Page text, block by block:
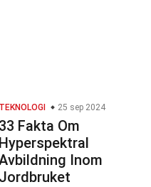
TEKNOLOGI 25 sep 2024
33 Fakta Om
Hyperspektral
Inom
Jordbruket